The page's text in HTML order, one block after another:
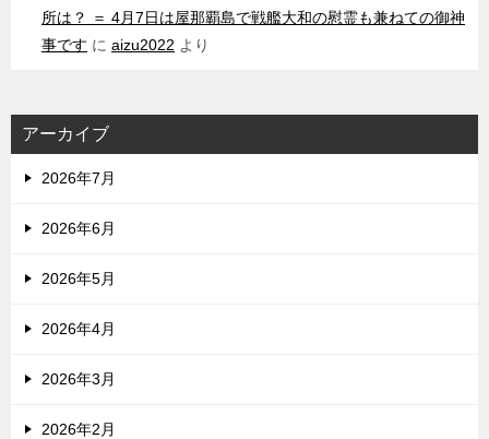
所は？ ＝ 4月7日は屋那覇島で戦艦大和の慰霊も兼ねての御神
事です に aizu2022 より
アーカイブ
2026年7月
2026年6月
2026年5月
2026年4月
2026年3月
2026年2月